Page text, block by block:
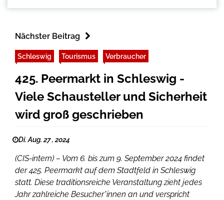
Nächster Beitrag
Schleswig Tourismus Verbraucher
425. Peermarkt in Schleswig -
Viele Schausteller und Sicherheit
wird groß geschrieben
Di. Aug. 27 , 2024
(CIS-intern) – Vom 6. bis zum 9. September 2024 findet
der 425. Peermarkt auf dem Stadtfeld in Schleswig
statt. Diese traditionsreiche Veranstaltung zieht jedes
Jahr zahlreiche Besucher*innen an und verspricht